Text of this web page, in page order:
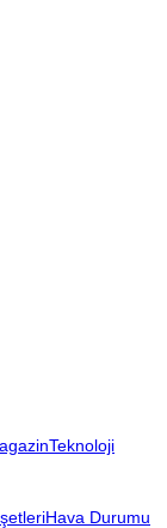
Teknoloji
Hava Durumu